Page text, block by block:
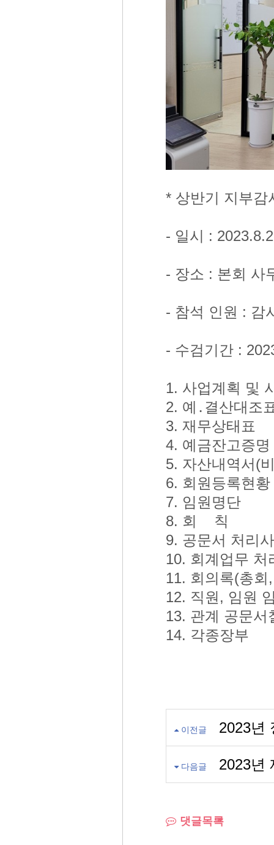
* 상반기 지부감
- 일시 :
- 장소 : 본회 사
- 참석 인원 : 감
- 수검기간 :
1. 사업계획 및
2. 예․결산대조
3. 재무상태표
4. 예금잔고증명
5. 자산내역서(
6. 회원등록현황
7. 임원명단
8. 회 칙
9. 공문서 처리
10. 회계업무 처
11. 회의록(총회
12. 직원, 임원
13. 관계 공문서
14. 각종장부
이전글 2023년
다음글 2023년
댓글목록